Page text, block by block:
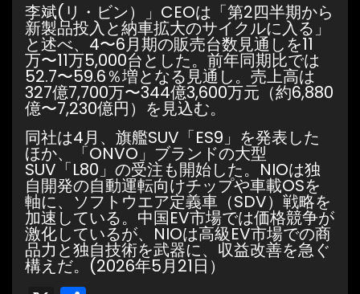
李斌(リ・ビン）」CEOは「第2四半期から
新製品投入と納車拡大のサイクルに入る」
と述べ、4〜6月期の販売台数見通しを11
万〜11万5,000台とした。前年同期比では
52.7〜59.6％増となる見通し。売上高は
327億7,700万〜344億3,600万元（約6,880
億〜7,230億円）を見込む。
同社は4月、旗艦SUV「ES9」を発表した
ほか、「ONVO」ブランドの大型
SUV「L80」の受注も開始した。NIOは独
自開発の自動運転向けチップや車載OSを
軸に、ソフトウエア定義車（SDV）戦略を
加速している。中国EV市場では価格競争が
激化しているが、NIOは高級EV市場での商
品力と独自技術を武器に、収益改善を急ぐ
構えだ。(2026年5月21日）